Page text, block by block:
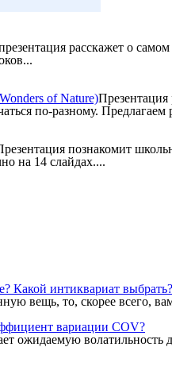
расскажет о
of Nature)Презентация
по-разному. Предлагаем
познакомит
на 14 слайдах....
Какой интиквариат выбрать?
вещь, то, скорее всего,
вариации COV?
ожидаемую волатильность